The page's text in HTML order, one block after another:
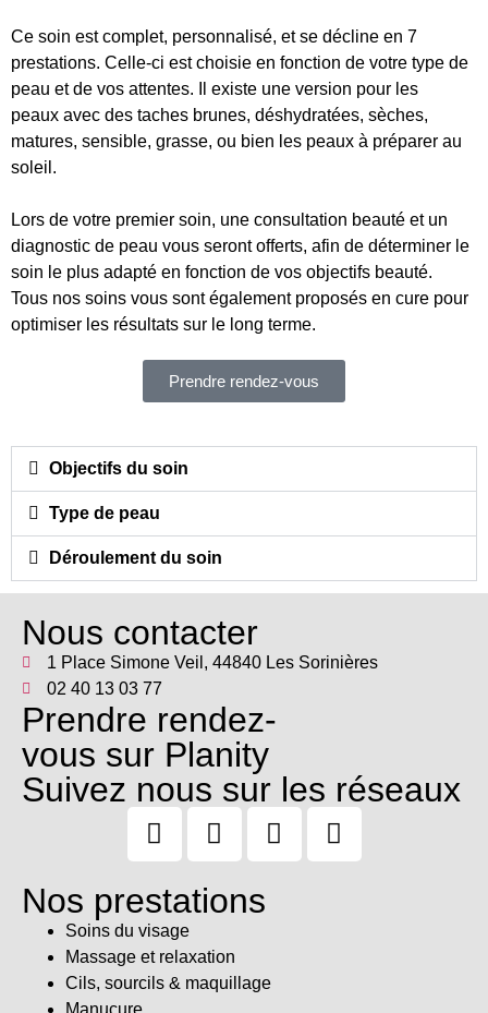
Ce soin est complet, personnalisé, et se décline en 7
prestations. Celle-ci est choisie en fonction de votre type de
peau et de vos attentes. Il existe une version pour les
peaux avec des taches brunes, déshydratées, sèches,
matures, sensible, grasse, ou bien les peaux à préparer au
soleil.
Lors de votre premier soin, une consultation beauté et un
diagnostic de peau vous seront offerts, afin de déterminer le
soin le plus adapté en fonction de vos objectifs beauté.
Tous nos soins vous sont également proposés en cure pour
optimiser les résultats sur le long terme.
Prendre rendez-vous
Objectifs du soin
Type de peau
Déroulement du soin
Nous contacter
1 Place Simone Veil, 44840 Les Sorinières
02 40 13 03 77
Prendre rendez-
vous sur Planity
Suivez nous sur les réseaux
Nos prestations
Soins du visage
Massage et relaxation
Cils, sourcils & maquillage
Manucure